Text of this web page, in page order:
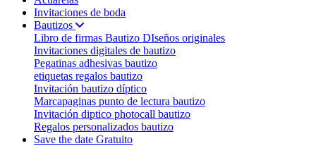
Invitaciones de boda
Bautizos
Libro de firmas Bautizo DIseños originales
Invitaciones digitales de bautizo
Pegatinas adhesivas bautizo
etiquetas regalos bautizo
Invitación bautizo díptico
Marcapaginas punto de lectura bautizo
Invitación diptico photocall bautizo
Regalos personalizados bautizo
Save the date Gratuito